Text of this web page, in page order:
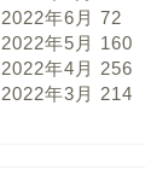
2022年6月 72
2022年5月 160
2022年4月 256
2022年3月 214